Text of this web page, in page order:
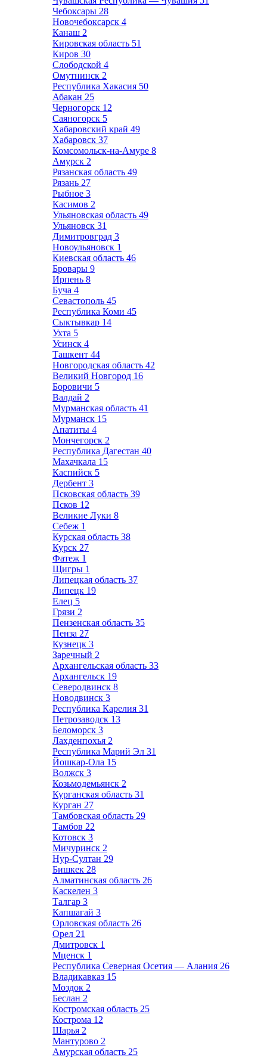
Чебоксары 28
Новочебоксарск 4
Канаш 2
Кировская область 51
Киров 30
Слободской 4
Омутнинск 2
Республика Хакасия 50
Абакан 25
Черногорск 12
Саяногорск 5
Хабаровский край 49
Хабаровск 37
Комсомольск-на-Амуре 8
Амурск 2
Рязанская область 49
Рязань 27
Рыбное 3
Касимов 2
Ульяновская область 49
Ульяновск 31
Димитровград 3
Новоульяновск 1
Киевская область 46
Бровары 9
Ирпень 8
Буча 4
Севастополь 45
Республика Коми 45
Сыктывкар 14
Ухта 5
Усинск 4
Ташкент 44
Новгородская область 42
Великий Новгород 16
Боровичи 5
Валдай 2
Мурманская область 41
Мурманск 15
Апатиты 4
Мончегорск 2
Республика Дагестан 40
Махачкала 15
Каспийск 5
Дербент 3
Псковская область 39
Псков 12
Великие Луки 8
Себеж 1
Курская область 38
Курск 27
Фатеж 1
Щигры 1
Липецкая область 37
Липецк 19
Елец 5
Грязи 2
Пензенская область 35
Пенза 27
Кузнецк 3
Заречный 2
Архангельская область 33
Архангельск 19
Северодвинск 8
Новодвинск 3
Республика Карелия 31
Петрозаводск 13
Беломорск 3
Лахденпохья 2
Республика Марий Эл 31
Йошкар-Ола 15
Волжск 3
Козьмодемьянск 2
Курганская область 31
Курган 27
Тамбовская область 29
Тамбов 22
Котовск 3
Мичуринск 2
Нур-Султан 29
Бишкек 28
Алматинская область 26
Каскелен 3
Талгар 3
Капшагай 3
Орловская область 26
Орел 21
Дмитровск 1
Мценск 1
Республика Северная Осетия — Алания 26
Владикавказ 15
Моздок 2
Беслан 2
Костромская область 25
Кострома 12
Шарья 2
Мантурово 2
Амурская область 25